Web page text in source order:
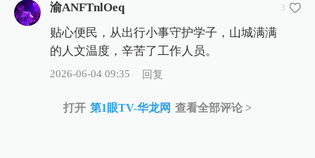
渝ANFTnlOeq 3
贴心便民，从出行小事守护学子，山城满满
的人文温度，辛苦了工作人员。
2026-06-04 09:35 回复
打开 第1眼TV-华龙网 查看全部评论 >